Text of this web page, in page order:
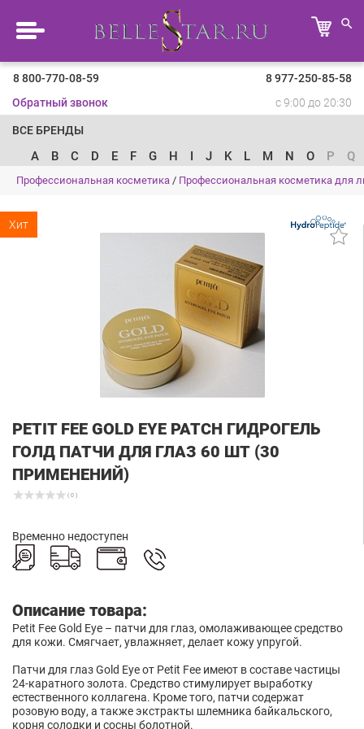
8 800-770-08-59
8 977-250-85-58
Обратный звонок
с 9:00 до 20:30
ВСЕ БРЕНДЫ
A B C D E F G H I J K L M N O P Q
Профессиональная косметика / Профессиональная косметика для
Хит
PETIT FEE GOLD EYE PATCH ГИДРОГЕЛЬ
ГОЛД ПАТЧИ ДЛЯ ГЛАЗ 60 ШТ (30
ПРИМЕНЕНИЙ)
( 0 )
Временно недоступен
Описание товара:
Petit Fee Gold Eye – патчи для глаз, омолаживающее средство
для кожи. Смягчает, увлажняет, делает кожу упругой.
Патчи для глаз Gold Eye от Petit Fee имеют в составе частицы
24-каратного золота. Средство стимулирует выработку
естественного коллагена. Кроме того, патчи содержат
розовую воду, а также экстракты шлемника байкальского,
корня солодки и сосны болотной.